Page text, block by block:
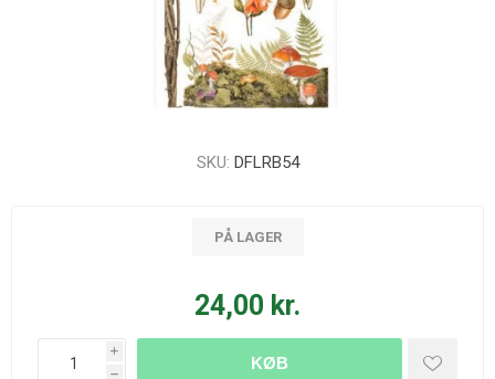
SKU: DFLRB54
PÅ LAGER
24,00 kr.
i
h
KØB